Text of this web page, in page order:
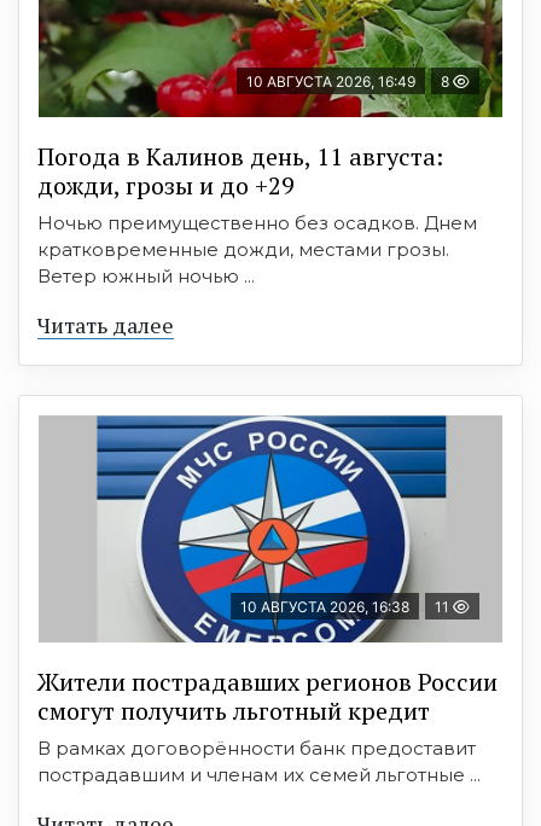
10 АВГУСТА 2026, 16:49 8
Погода в Калинов день, 11 августа:
дожди, грозы и до +29
Ночью преимущественно без осадков. Днем
кратковременные дожди, местами грозы.
Ветер южный ночью ...
Читать далее
10 АВГУСТА 2026, 16:38 11
Жители пострадавших регионов России
смогут получить льготный кредит
В рамках договорённости банк предоставит
пострадавшим и членам их семей льготные ...